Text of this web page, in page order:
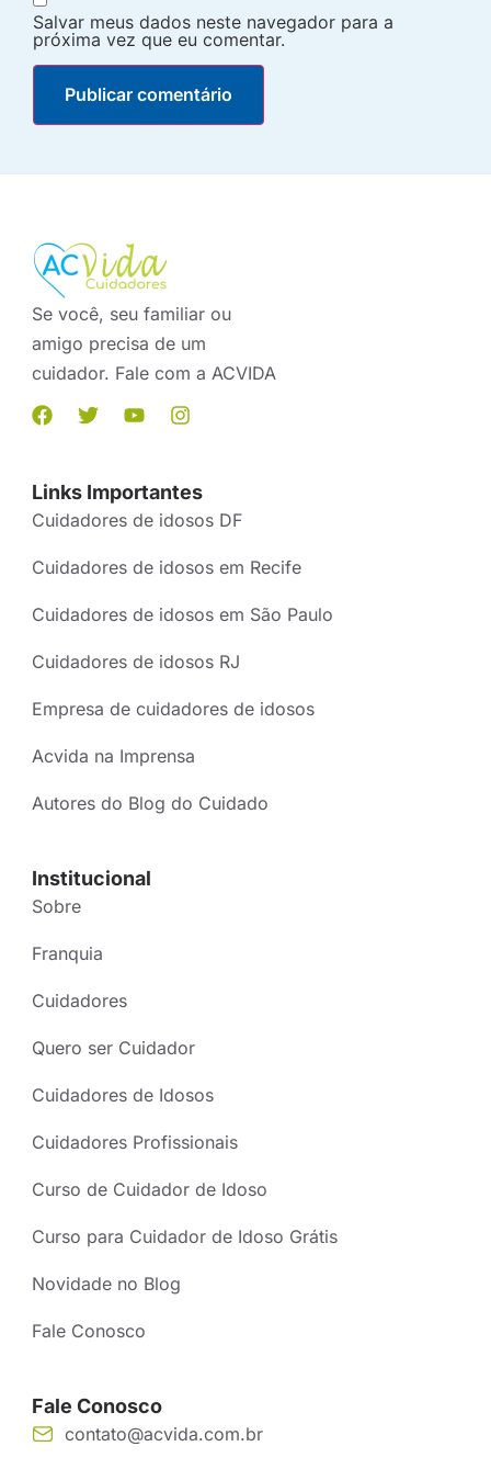
Salvar meus dados neste navegador para a
próxima vez que eu comentar.
Se você, seu familiar ou
amigo precisa de um
cuidador. Fale com a ACVIDA
Links Importantes
Cuidadores de idosos DF
Cuidadores de idosos em Recife
Cuidadores de idosos em São Paulo
Cuidadores de idosos RJ
Empresa de cuidadores de idosos
Acvida na Imprensa
Autores do Blog do Cuidado
Institucional
Sobre
Franquia
Cuidadores
Quero ser Cuidador
Cuidadores de Idosos
Cuidadores Profissionais
Curso de Cuidador de Idoso
Curso para Cuidador de Idoso Grátis
Novidade no Blog
Fale Conosco
Fale Conosco
contato@acvida.com.br